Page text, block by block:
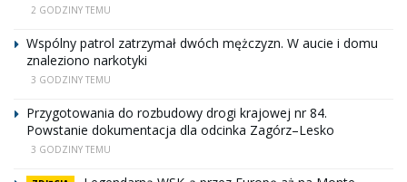
2 GODZINY TEMU
Wspólny patrol zatrzymał dwóch mężczyzn. W aucie i domu
znaleziono narkotyki
3 GODZINY TEMU
Przygotowania do rozbudowy drogi krajowej nr 84.
Powstanie dokumentacja dla odcinka Zagórz–Lesko
3 GODZINY TEMU